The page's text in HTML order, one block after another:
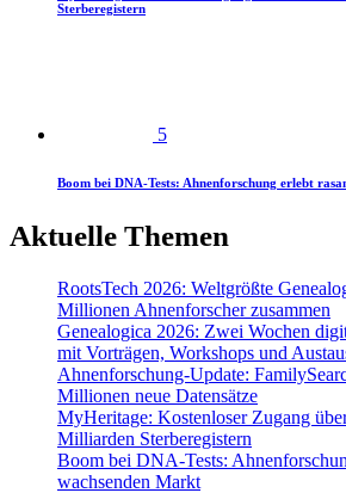
Sterberegistern
5
Boom bei DNA-Tests: Ahnenforschung erlebt
Aktuelle Themen
RootsTech 2026: Weltgrößte
Millionen Ahnenforscher zusammen
Genealogica 2026: Zwei Wochen
mit Vorträgen, Workshops und
Ahnenforschung-Update:
Millionen neue Datensätze
MyHeritage: Kostenloser Zugang
Milliarden Sterberegistern
Boom bei DNA-Tests:
wachsenden Markt